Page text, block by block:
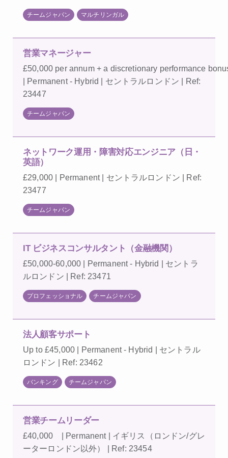
チームジャパン マルチリンガル
営業マネージャー
£50,000 per annum + a discretionary performance
| Permanent - Hybrid | セントラルロンドン | Ref:
23447
チームジャパン
ネットワーク運用・障害対応エンジニア（日・
英語）
£29,000 | Permanent | セントラルロンドン | Ref:
23477
チームジャパン
IT ビジネスコンサルタント（金融機関）
£50,000-60,000 | Permanent - Hybrid | セントラ
ルロンドン | Ref: 23471
プロフェッショナル チームジャパン
法人顧客サポート
Up to £45,000 | Permanent - Hybrid | セントラル
ロンドン | Ref: 23462
バンキング チームジャパン
営業チームリーダー
£40,000 | Permanent | イギリス（ロンドン/グレ
ーターロンドン以外） | Ref: 23454